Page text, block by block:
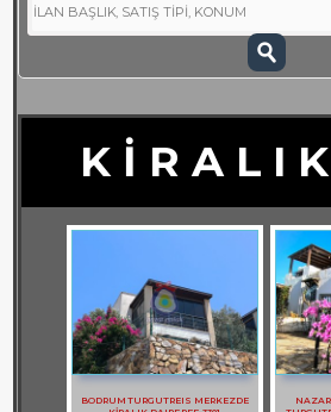
K İ R A L I
BODRUM TURGUTREIS MERKEZDE